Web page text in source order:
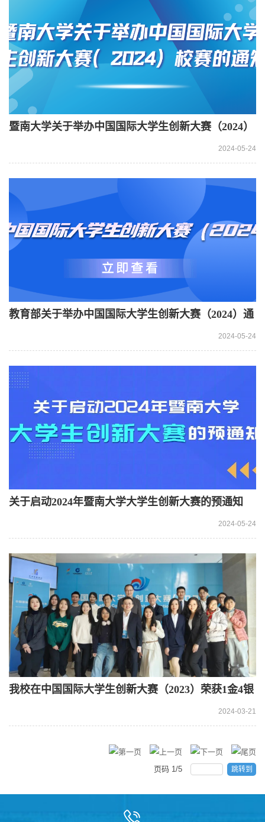
暨南大学关于举办中国国际大学生创新大赛（2024）
2024-05-24
教育部关于举办中国国际大学生创新大赛（2024）通
2024-05-24
关于启动2024年暨南大学大学生创新大赛的预通知
2024-05-24
我校在中国国际大学生创新大赛（2023）荣获1金4银
2024-03-21
页码 1/5 跳转到